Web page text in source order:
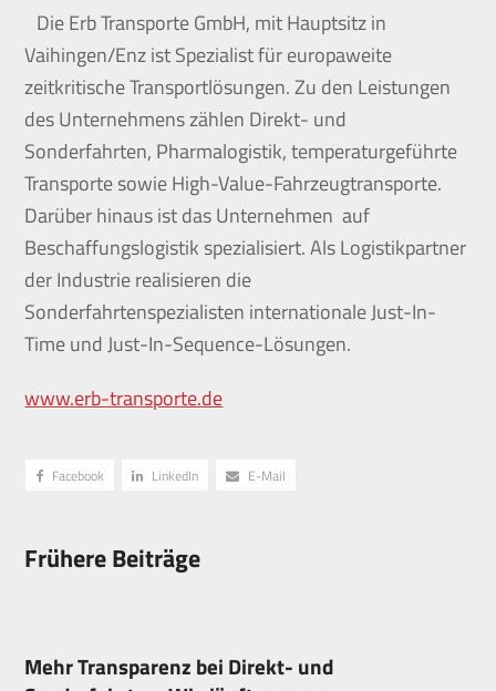
Die Erb Transporte GmbH, mit Hauptsitz in
Vaihingen/Enz ist Spezialist für europaweite
zeitkritische Transportlösungen. Zu den Leistungen
des Unternehmens zählen Direkt- und
Sonderfahrten, Pharmalogistik, temperaturgeführte
Transporte sowie High-Value-Fahrzeugtransporte.
Darüber hinaus ist das Unternehmen auf
Beschaffungslogistik spezialisiert. Als Logistikpartner
der Industrie realisieren die
Sonderfahrtenspezialisten internationale Just-In-
Time und Just-In-Sequence-Lösungen.
www.erb-transporte.de
Facebook LinkedIn E-Mail
Frühere Beiträge
Mehr Transparenz bei Direkt- und